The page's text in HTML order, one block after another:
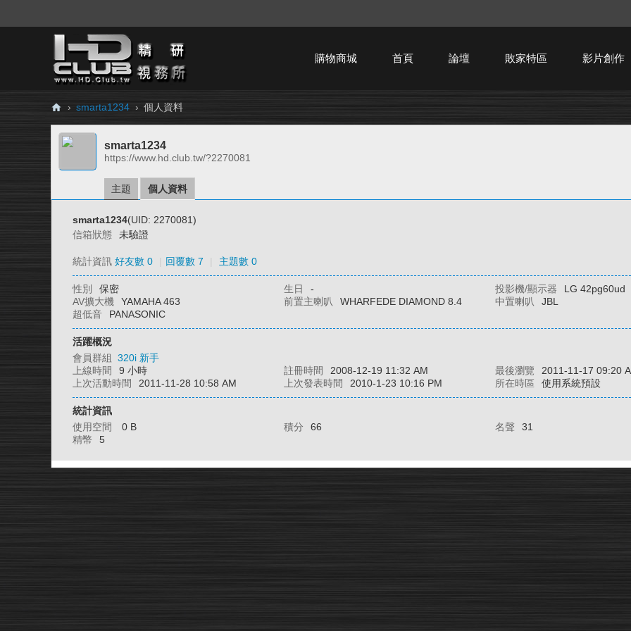
購物商城 首頁 論壇 敗家特區 影片創作
H
Cl
› smarta1234 › 個人資料
smarta1234
https://www.hd.club.tw/?2270081
主題 個人資料
smarta1234(UID: 2270081)
信箱狀態
未驗證
統計資訊 好友數 0 回覆數 7 主題數 0
性別 保密 生日 - 投影機/顯示器
LG 42pg60ud
AV擴大機
YAMAHA 463 前置主喇叭 WHARFEDE DIAMOND 8.4 中置喇叭
JBL
超低音
PANASONIC
活躍概況
會員群組 320i 新手
上線時間
9 小時 註冊時間 2008-12-19 11:32 AM 最後瀏覽
2011-11-17 09:20
上次活動時間
2011-11-28 10:58 AM 上次發表時間 2010-1-23 10:16 PM 所在時區 使用系統預設
統計資訊
使用空間
0 B 積分 66 名聲
31
精幣
5